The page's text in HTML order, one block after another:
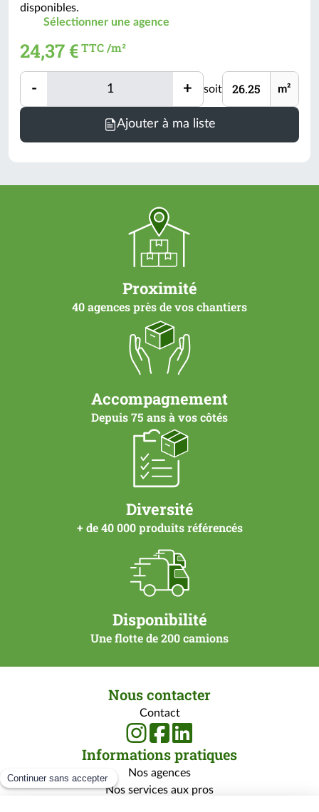
disponibles.
Sélectionner une agence
24,37 € TTC /m²
- Quantité + soit Unité m²
Ajouter à ma liste
Minimum
26.25
Proximité
40 agences près de vos chantiers
Accompagnement
Depuis 75 ans à vos côtés
Diversité
+ de 40 000 produits référencés
Disponibilité
Une flotte de 200 camions
Nous contacter
Contact
Informations pratiques
Nos agences
Nos services aux pros